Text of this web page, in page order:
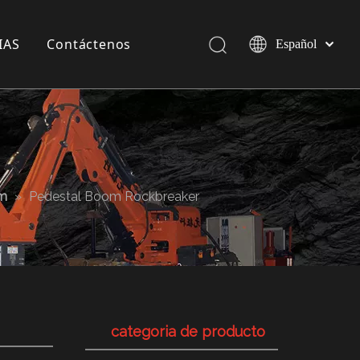
Contáctenos
Español
English
» Pedestal Boom Rockbreaker
categoria de producto